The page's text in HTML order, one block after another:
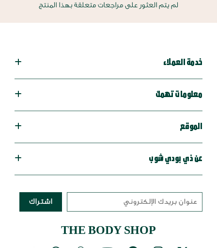
لم يتم العثور على مراجعات متعلقة بهذا المنتج
خدمة العملاء
معلومات تهمك
الموقع
عن ذي بودي شوب
اشتراك
THE BODY SHOP